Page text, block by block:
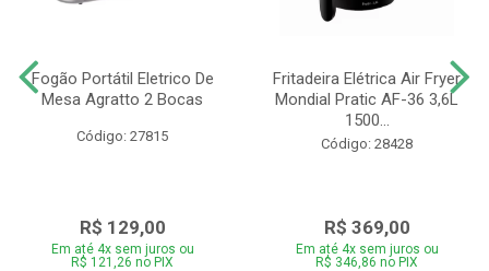
Fogão Portátil Eletrico De
Mesa Agratto 2 Bocas
Código: 27815
R$ 129,00
Em até 4x sem juros ou
R$ 121,26 no PIX
Fritadeira Elétrica Air Fryer
Mondial Pratic AF-36 3,6L
1500...
Código: 28428
R$ 369,00
Em até 4x sem juros ou
R$ 346,86 no PIX